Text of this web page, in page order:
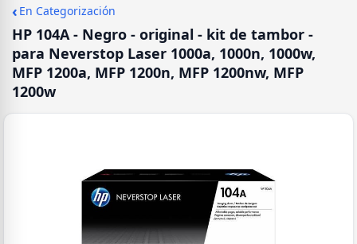
‹ En Categorización
HP 104A - Negro - original - kit de tambor -
para Neverstop Laser 1000a, 1000n, 1000w,
MFP 1200a, MFP 1200n, MFP 1200nw, MFP
1200w